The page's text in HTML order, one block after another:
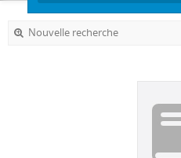
Nouvelle recherche